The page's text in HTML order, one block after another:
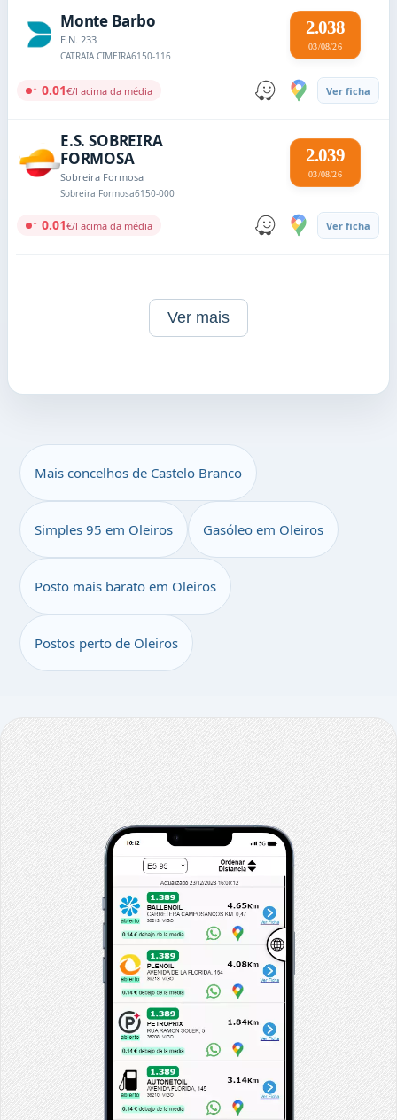
Monte Barbo
E.N. 233
CATRAIA CIMEIRA6150-116
2.038
03/08/26
↑ 0.01€/l acima da média Ver ficha
E.S. SOBREIRA
FORMOSA
Sobreira Formosa
Sobreira Formosa6150-000
2.039
03/08/26
↑ 0.01€/l acima da média Ver ficha
Ver mais
Mais concelhos de Castelo Branco
Simples 95 em Oleiros Gasóleo em Oleiros
Posto mais barato em Oleiros
Postos perto de Oleiros